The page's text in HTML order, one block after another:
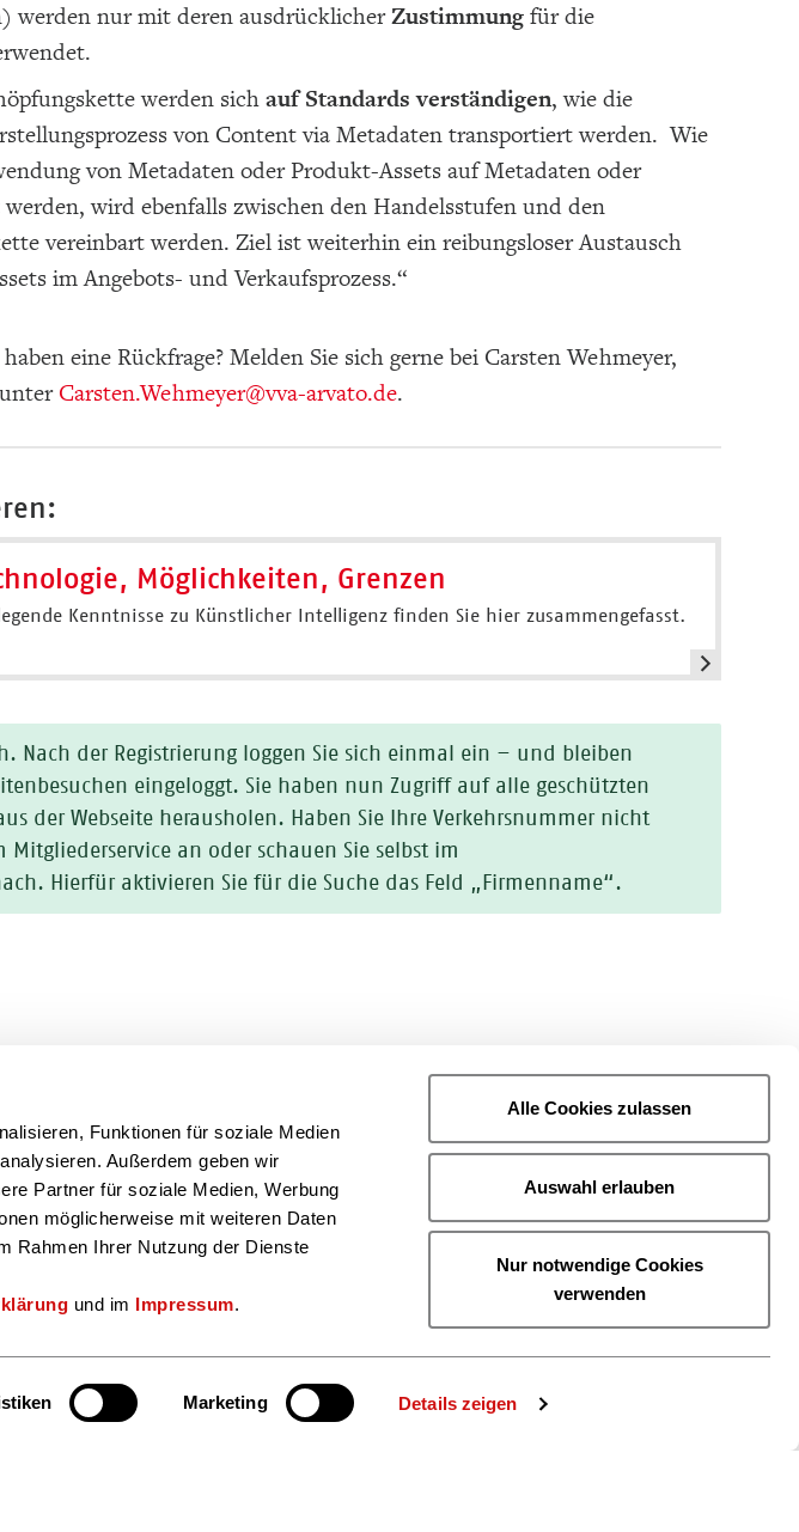
Funktionen für soziale Medien
Außerdem geben wir
Partner für soziale Medien, Werbung
möglicherweise mit weiteren Daten
Rahmen Ihrer Nutzung der Dienste
und im Impressum.
Marketing Details zeigen
Alle Cookies zulassen
Auswahl erlauben
Nur notwendige Cookies
verwenden
werden nur mit deren ausdrücklicherZustimmungfür die
werden sich auf Standards verständigen, wie die
von Content via Metadaten transportiert werden. Wie
von Metadaten oder Produkt-Assets auf Metadaten oder
wird ebenfalls zwischen den Handelsstufen und den
vereinbart werden. Ziel ist weiterhin ein reibungsloser Austausch
im Angebots- und Verkaufsprozess.“
eine Rückfrage? Melden Sie sich gerne bei Carsten Wehmeyer,
Carsten.Wehmeyer@vva-arvato.de.
Möglichkeiten, Grenzen
Kenntnisse zu Künstlicher Intelligenz finden Sie hier zusammengefasst.
Nach der Registrierung loggen Sie sich einmal ein – und bleiben
eingeloggt. Sie haben nun Zugriff auf alle geschützten
der Webseite herausholen. Haben Sie Ihre Verkehrsnummer nicht
an oder schauen Sie selbst im
Hierfür aktivieren Sie für die Suche das Feld „Firmenname“.